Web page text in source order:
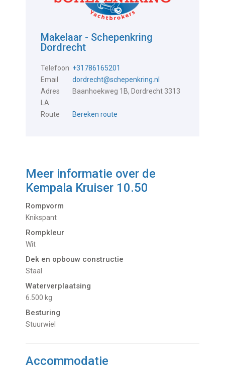
Makelaar - Schepenkring
Dordrecht
Telefoon +31786165201
Email
dordrecht@schepenkring.nl
Adres
Baanhoekweg 1B, Dordrecht 3313
LA
Route
Bereken route
Meer informatie over de
Kempala Kruiser 10.50
Rompvorm
Knikspant
Rompkleur
Wit
Dek en opbouw constructie
Staal
Waterverplaatsing
6.500 kg
Besturing
Stuurwiel
Accommodatie